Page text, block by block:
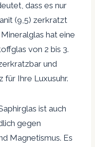
dass es nur
(9,5) zerkratzt
hat eine
von 2 bis 3.
und
Ihre Luxusuhr.
ist auch
gegen
Magnetismus. Es